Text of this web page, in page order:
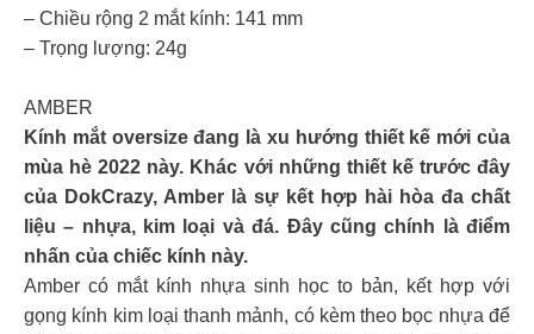
– Chiều rộng 2 mắt kính: 141 mm
– Trọng lượng: 24g
AMBER
Kính mắt oversize đang là xu hướng thiết kế mới của
mùa hè 2022 này. Khác với những thiết kế trước đây
của DokCrazy, Amber là sự kết hợp hài hòa đa chất
liệu – nhựa, kim loại và đá. Đây cũng chính là điểm
nhấn của chiếc kính này.
Amber có mắt kính nhựa sinh học to bản, kết hợp với
gọng kính kim loại thanh mảnh, có kèm theo bọc nhựa để